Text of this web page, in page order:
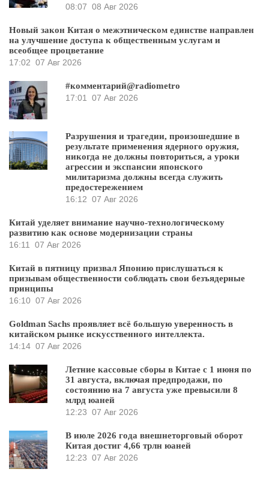
08:07 08 Авг 2026
Новый закон Китая о межэтническом единстве направлен
на улучшение доступа к общественным услугам и
всеобщее процветание
17:02 07 Авг 2026
#комментарий@radiometro
17:01
07 Авг 2026
Разрушения и трагедии, произошедшие в
результате применения ядерного оружия,
никогда не должны повториться, а уроки
агрессии и экспансии японского
милитаризма должны всегда служить
предостережением
16:12 07 Авг 2026
Китай уделяет внимание научно-технологическому
развитию как основе модернизации страны
16:11
07 Авг 2026
Китай в пятницу призвал Японию прислушаться к
призывам общественности соблюдать свои безъядерные
принципы
16:10 07 Авг 2026
Goldman Sachs проявляет всё большую уверенность в
китайском рынке искусственного интеллекта.
14:14 07 Авг 2026
Летние кассовые сборы в Китае с 1 июня по
31 августа, включая предпродажи, по
состоянию на 7 августа уже превысили 8
млрд юаней
12:23 07 Авг 2026
В июле 2026 года внешнеторговый оборот
Китая достиг 4,66 трлн юаней
12:23 07 Авг 2026